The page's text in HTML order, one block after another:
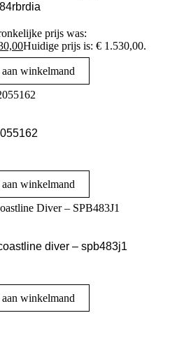
prijs was:
Huidige prijs is: € 1.530,00.
winkelmand
winkelmand
diver – spb483j1
winkelmand